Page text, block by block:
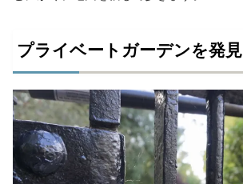
プライベートガーデンを発見